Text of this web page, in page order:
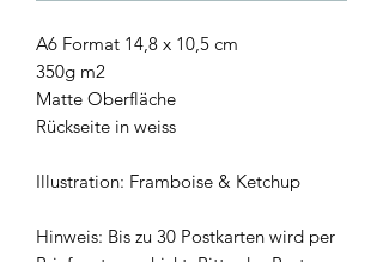
A6 Format 14,8 x 10,5 cm
350g m2
Matte Oberfläche
Rückseite in weiss
Illustration: Framboise & Ketchup
Hinweis: Bis zu 30 Postkarten wird per